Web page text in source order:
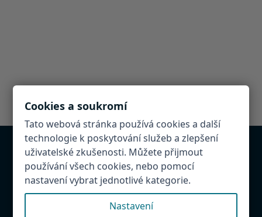
Chcete být v databázi?
Provozujete atrakci, restauraci, penzion v
Hradeckém regionu. Napište nám! Rádi Vás přidáme
Cookies a soukromí
Tato webová stránka používá cookies a další
technologie k poskytování služeb a zlepšení
uživatelské zkušenosti. Můžete přijmout
používání všech cookies, nebo pomocí
nastavení vybrat jednotlivé kategorie.
Nastavení